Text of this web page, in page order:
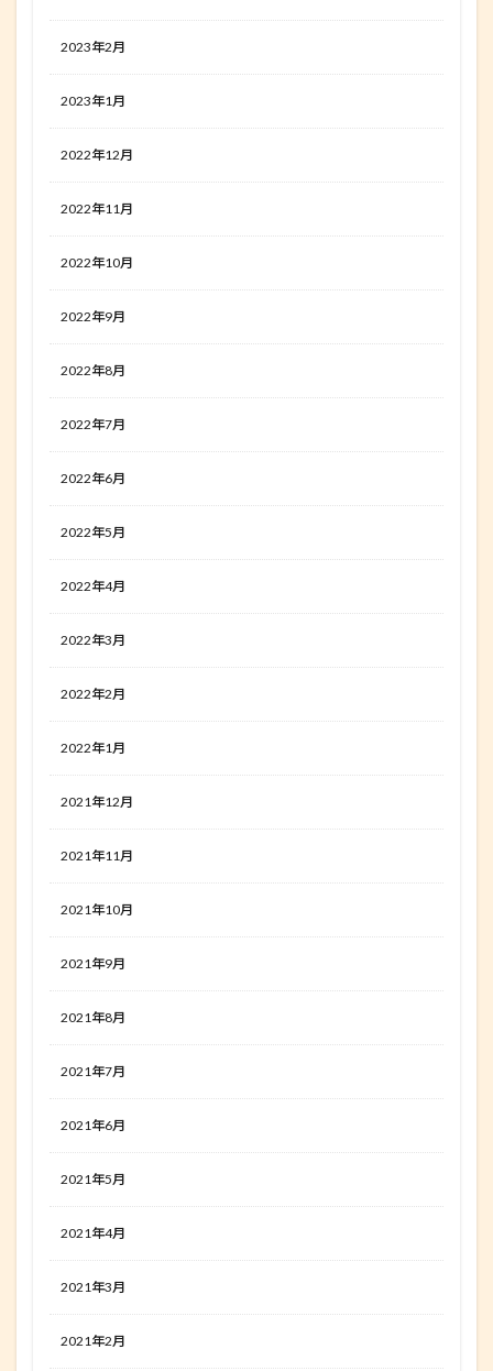
2023年2月
2023年1月
2022年12月
2022年11月
2022年10月
2022年9月
2022年8月
2022年7月
2022年6月
2022年5月
2022年4月
2022年3月
2022年2月
2022年1月
2021年12月
2021年11月
2021年10月
2021年9月
2021年8月
2021年7月
2021年6月
2021年5月
2021年4月
2021年3月
2021年2月